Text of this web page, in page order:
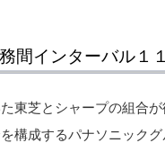
間インターバル１
東芝とシャープの組合
構成するパナソニック